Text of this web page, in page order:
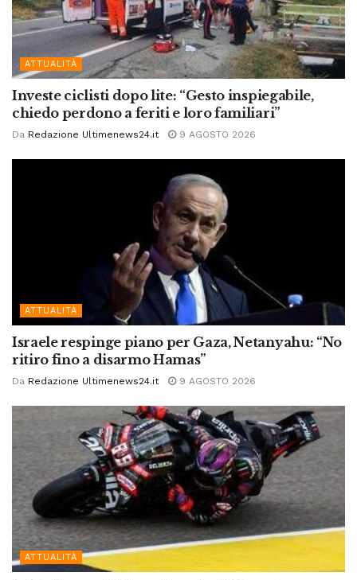
ATTUALITÀ
Investe ciclisti dopo lite: “Gesto inspiegabile,
chiedo perdono a feriti e loro familiari”
Da Redazione Ultimenews24.it 9 AGOSTO 2026
ATTUALITÀ
Israele respinge piano per Gaza, Netanyahu: “No
ritiro fino a disarmo Hamas”
Da Redazione Ultimenews24.it 9 AGOSTO 2026
ATTUALITÀ